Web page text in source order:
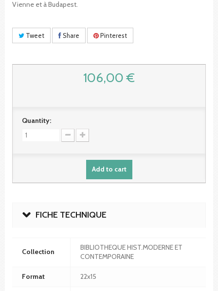
Vienne et à Budapest.
Tweet Share Pinterest
106,00 €
Quantity:
Add to cart
FICHE TECHNIQUE
Collection
BIBLIOTHEQUE HIST.MODERNE ET
CONTEMPORAINE
Format 22x15